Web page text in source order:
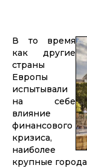
В то время
как другие
страны
Европы
испытывали
на себе
влияние
финансового
кризиса,
наиболее
крупные